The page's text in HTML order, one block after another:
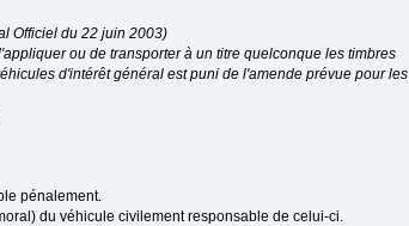
Officiel du 22 juin 2003)
ou de transporter à un titre quelconque les timbres
d'intérêt général est puni de l'amende prévue pour les
pénalement.
du véhicule civilement responsable de celui-ci.